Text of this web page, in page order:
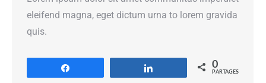
eleifend magna, eget dictum urna to lorem gravida
quis.
0
PARTAGES